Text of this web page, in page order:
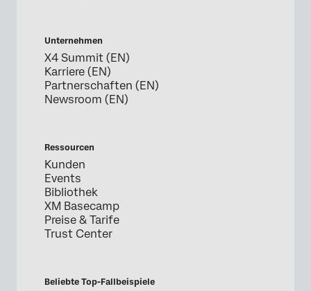
Unternehmen
X4 Summit (EN)
Karriere (EN)
Partnerschaften (EN)
Newsroom (EN)
Ressourcen
Kunden
Events
Bibliothek
XM Basecamp
Preise & Tarife
Trust Center
Beliebte Top-Fallbeispiele